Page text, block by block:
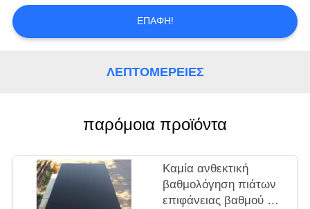
ΕΠΑΦΉ!
ΛΕΠΤΟΜΈΡΕΙΕΣ
παρόμοια προϊόντα
Καμία ανθεκτική
βαθμολόγηση πιάτων
επιφάνειας βαθμού Β